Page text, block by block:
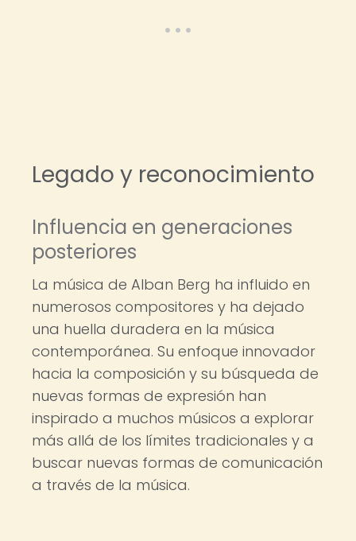
Legado y reconocimiento
Influencia en generaciones
posteriores
La música de Alban Berg ha influido en
numerosos compositores y ha dejado
una huella duradera en la música
contemporánea. Su enfoque innovador
hacia la composición y su búsqueda de
nuevas formas de expresión han
inspirado a muchos músicos a explorar
más allá de los límites tradicionales y a
buscar nuevas formas de comunicación
a través de la música.